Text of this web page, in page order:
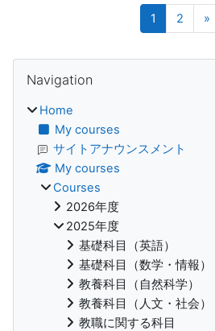
1 Page 1
2 Page 2
»
Blocks
Navigation
Home
My courses
サイトアナウンスメント
My courses
Courses
2026年度
2025年度
基礎科目（英語）
基礎科目（数学・情報）
教養科目（自然科学）
教養科目（人文・社会）
教職に関する科目